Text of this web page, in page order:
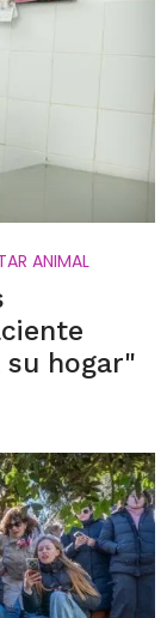
ANIMAL
su hogar"